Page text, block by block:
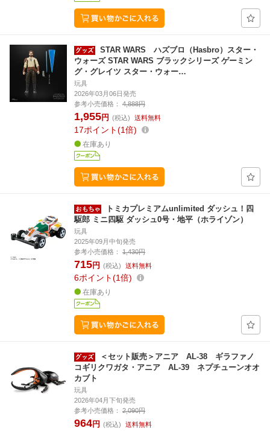
STAR WARS ハズブロ（Hasbro）スター・
ウォーズ STAR WARS ブラックシリーズ ゲーミン
グ・グレイツ スター・ウォー…
玩具
2026年03月06日発売
参考小売価格：
4,888円
1,955円 (税込) 送料無料
17ポイント 1倍
在庫あり
トミカプレミアムunlimited ダッシュ！四
駆郎 ミニ四駆 ダッシュ0号・地平（ホライゾン）
玩具
2025年09月中旬発売
参考小売価格：
1,430円
715円 (税込) 送料無料
6ポイント 1倍
在庫あり
＜セット販売＞アニア AL-38 ギラファノ
コギリクワガタ・アニア AL-39 ネプチューンオオ
カブト
玩具
2026年04月下旬発売
参考小売価格：
2,090円
964円 (税込) 送料無料